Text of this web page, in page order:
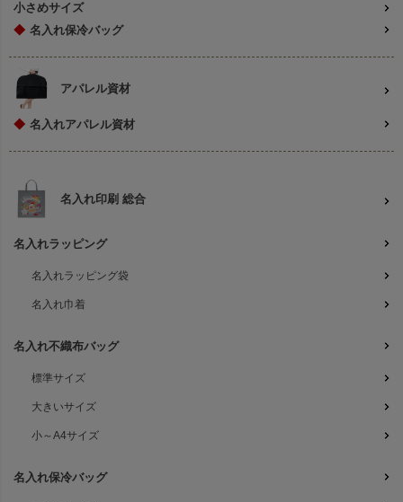
小さめサイズ
◆ 名入れ保冷バッグ
アパレル資材
◆ 名入れアパレル資材
名入れ印刷 総合
名入れラッピング
名入れラッピング袋
名入れ巾着
名入れ不織布バッグ
標準サイズ
大きいサイズ
小～A4サイズ
名入れ保冷バッグ